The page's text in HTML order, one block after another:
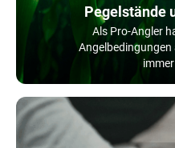
Pegelstände
Als Pro-Angler
Angelbedingungen